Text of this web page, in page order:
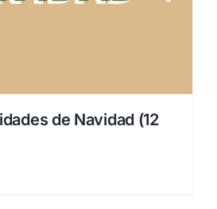
de Navidad (12